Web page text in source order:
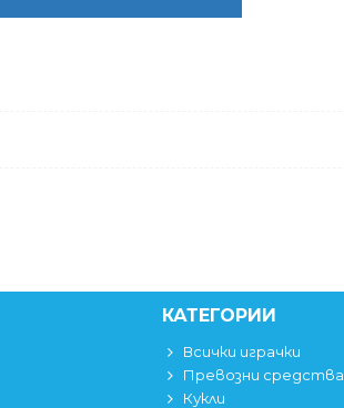
КАТЕГОРИИ
Всички играчки
Превозни средства
Кукли